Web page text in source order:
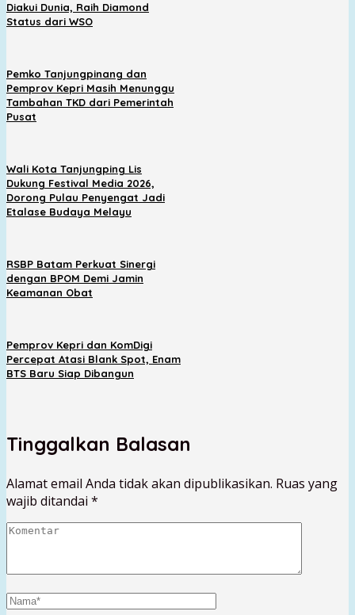
Diakui Dunia, Raih Diamond
Status dari WSO
Pemko Tanjungpinang dan
Pemprov Kepri Masih Menunggu
Tambahan TKD dari Pemerintah
Pusat
Wali Kota Tanjungping Lis
Dukung Festival Media 2026,
Dorong Pulau Penyengat Jadi
Etalase Budaya Melayu
RSBP Batam Perkuat Sinergi
dengan BPOM Demi Jamin
Keamanan Obat
Pemprov Kepri dan KomDigi
Percepat Atasi Blank Spot, Enam
BTS Baru Siap Dibangun
Tinggalkan Balasan
Alamat email Anda tidak akan dipublikasikan. Ruas yang
wajib ditandai *